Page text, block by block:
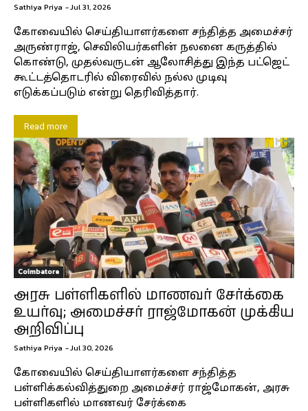
Sathiya Priya -Jul 31, 2026
கோவையில் செய்தியாளர்களை சந்தித்த அமைச்சர்
அருண்ராஜ், செவிலியர்களின் நலனை கருத்தில்
கொண்டு, முதல்வருடன் ஆலோசித்து இந்த பட்ஜெட்
கூட்டத்தொடரில் விரைவில் நல்ல முடிவு
எடுக்கப்படும் என்று தெரிவித்தார்.
Read more
Coimbatore
அரசு பள்ளிகளில் மாணவர் சேர்க்கை
உயர்வு; அமைச்சர் ராஜ்மோகன் முக்கிய
அறிவிப்பு
Sathiya Priya -Jul 30, 2026
கோவையில் செய்தியாளர்களை சந்தித்த
பள்ளிக்கல்வித்துறை அமைச்சர் ராஜ்மோகன், அரசு
பள்ளிகளில் மாணவர் சேர்க்கை